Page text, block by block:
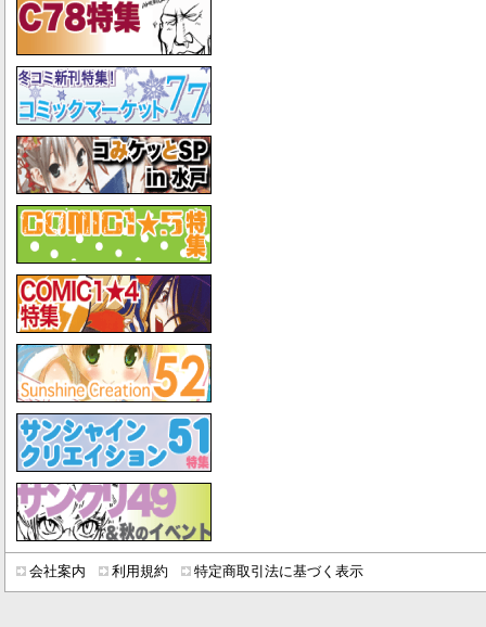
会社案内 利用規約 特定商取引法に基づく表示